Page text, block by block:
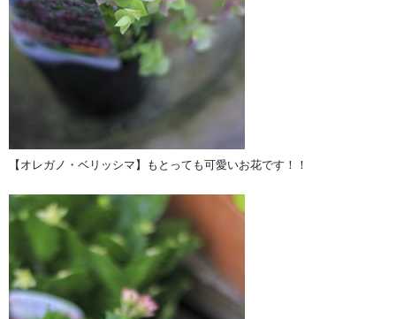
【オレガノ・ベリッシマ】もとっても可愛いお花です！！